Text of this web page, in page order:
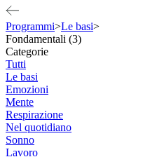
Programmi>Le basi>
Fondamentali (3)
Categorie
Tutti
Le basi
Emozioni
Mente
Respirazione
Nel quotidiano
Sonno
Lavoro